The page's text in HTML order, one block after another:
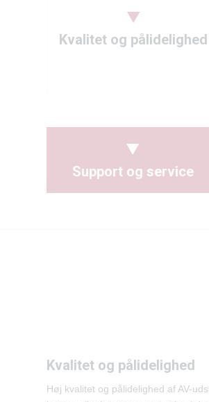
Kvalitet og pålidelighed
Support og service
Kvalitet og pålidelighed
Høj kvalitet og pålidelighed af AV-